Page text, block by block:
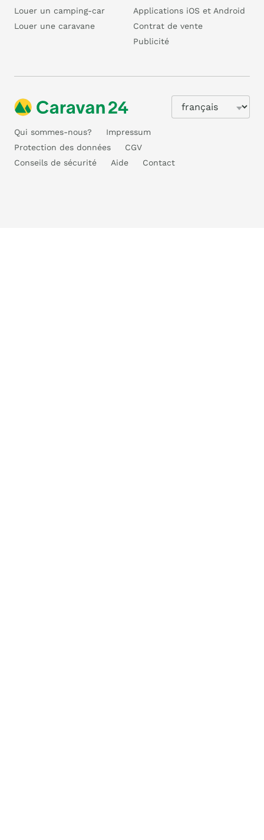
Louer un camping-car
Louer une caravane
Applications iOS et Android
Contrat de vente
Publicité
Qui sommes-nous?
Impressum
Protection des données
CGV
Conseils de sécurité
Aide Contact